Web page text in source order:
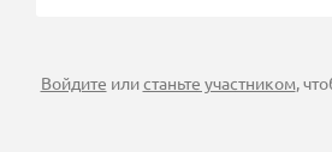
Войдите илистаньте участником,